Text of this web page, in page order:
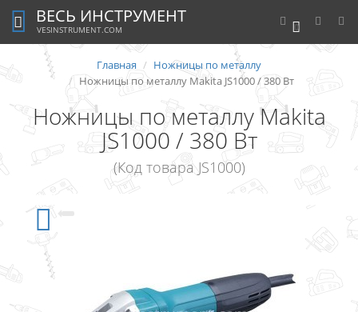
0
ВЕСЬ ИНСТРУМЕНТ
VESINSTRUMENT.COM
Главная
Ножницы по металлу
Ножницы по металлу Makita JS1000 / 380 Вт
Ножницы по металлу Makita
JS1000 / 380 Вт
(Код товара JS1000)